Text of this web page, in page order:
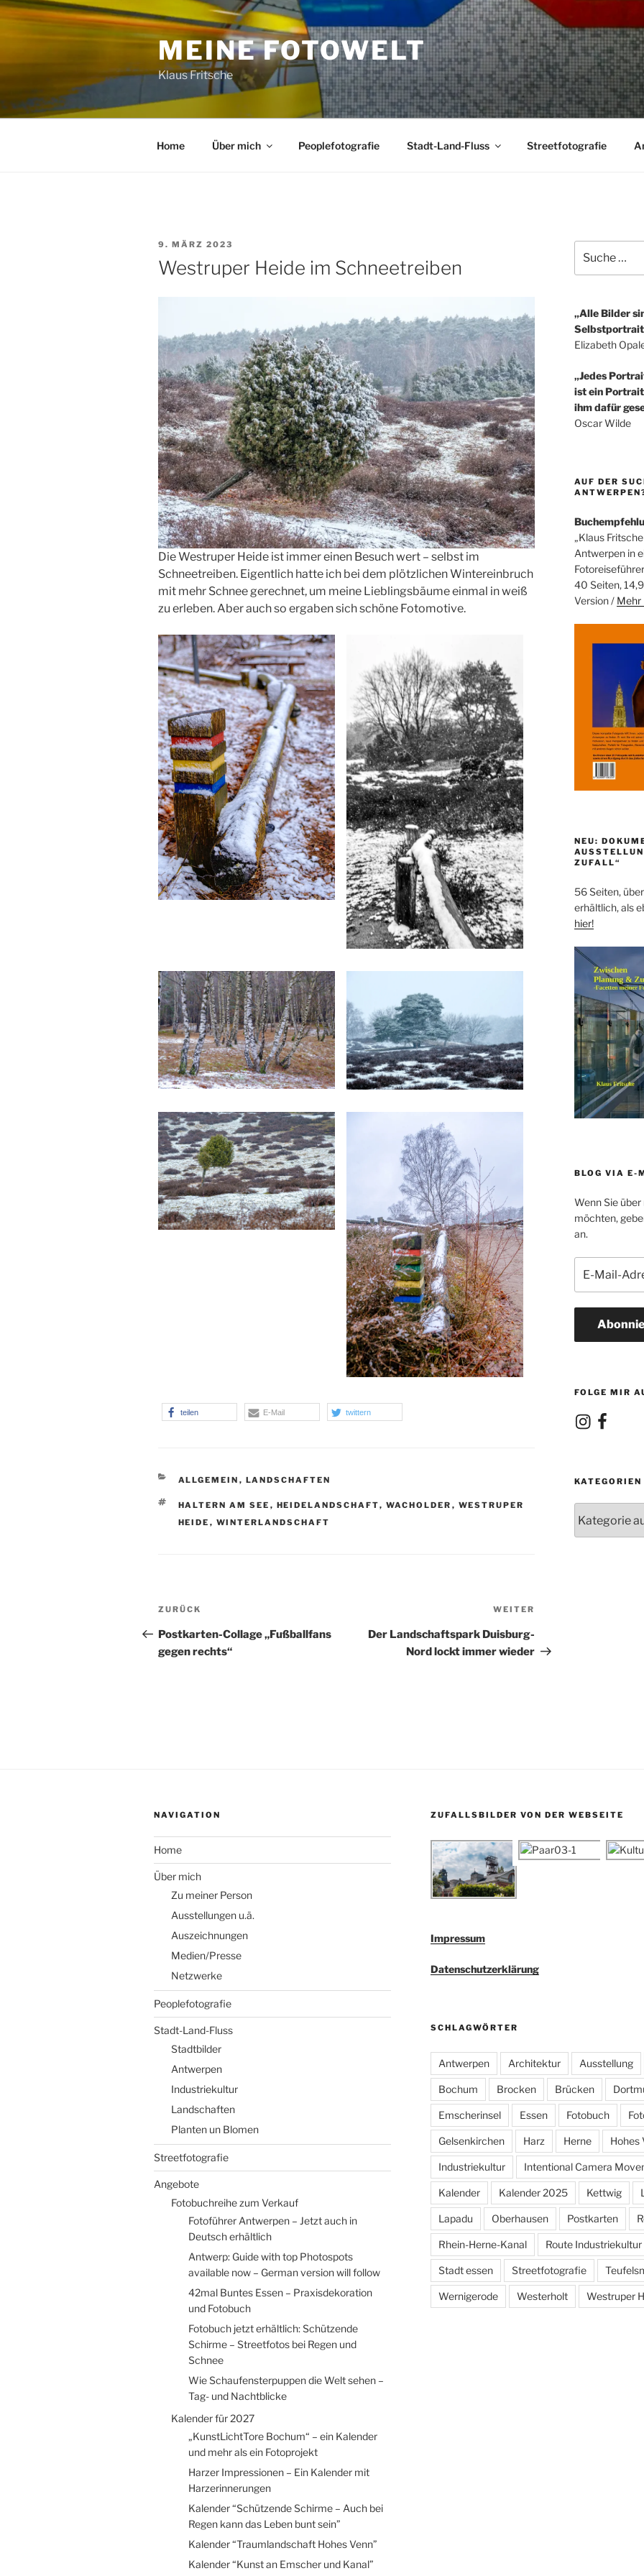
Zum
Inhalt
MEINE FOTOWELT
Klaus Fritsche
Home Über mich Peoplefotografie Stadt-Land-Fluss Streetfotografie
VERÖFFENTLICHT
AM
9. MÄRZ 2023
Westruper Heide im Schneetreiben
Die Westruper Heide ist immer einen Besuch wert – selbst im
Schneetreiben. Eigentlich hatte ich bei dem plötzlichen Wintereinbruch
mit mehr Schnee gerechnet, um meine Lieblingsbäume einmal in weiß
zu erleben. Aber auch so ergaben sich schöne Fotomotive.
teilen E-Mail twittern
KATEGORIEN
ALLGEMEIN , LANDSCHAFTEN
SCHLAGWÖRTER
HALTERN AM SEE , HEIDELANDSCHAFT, WACHOLDER , WESTRUPER
HEIDE , WINTERLANDSCHAFT
Beitragsnavigation
Vorheriger
ZURÜCK
Postkarten-Collage „Fußballfans
gegen rechts“
WEITER
Der Landschaftspark Duisburg-
Nord lockt immer wieder
nach:
„Alle Bilder
Elizabeth
„Jedes
ist ein
ihm dafür
Oscar Wilde
AUF DER
„Klaus
Antwerpen in
40 Seiten,
Version /
NEU:
ZUFALL“
56 Seiten,
erhältlich, als
hier!
BLOG VIA E-
Wenn Sie
möchten,
an.
Mail-
Adresse
FOLGE MIR
InstagramFacebook
KATEGORIEN
NAVIGATION
Home
Über mich
Zu meiner Person
Ausstellungen u.ä.
Auszeichnungen
Medien/Presse
Netzwerke
Peoplefotografie
Stadt-Land-Fluss
Stadtbilder
Antwerpen
Industriekultur
Landschaften
Planten un Blomen
Streetfotografie
Angebote
Fotobuchreihe zum Verkauf
Fotoführer Antwerpen – Jetzt auch in
Deutsch erhältlich
Antwerp: Guide with top Photospots
available now – German version will follow
42mal Buntes Essen – Praxisdekoration
und Fotobuch
Fotobuch jetzt erhältlich: Schützende
Schirme – Streetfotos bei Regen und
Schnee
Wie Schaufensterpuppen die Welt sehen –
Tag- und Nachtblicke
Kalender für 2027
„KunstLichtTore Bochum“ – ein Kalender
und mehr als ein Fotoprojekt
Harzer Impressionen – Ein Kalender mit
Harzerinnerungen
Kalender “Schützende Schirme – Auch bei
Regen kann das Leben bunt sein”
Kalender “Traumlandschaft Hohes Venn”
Kalender “Kunst an Emscher und Kanal”
ZUFALLSBILDER VON DER WEBSEITE
Impressum
Datenschutzerklärung
SCHLAGWÖRTER
Antwerpen Architektur Ausstellung
Bochum Brocken Brücken
Emscherinsel Essen Fotobuch
Gelsenkirchen Harz Herne Hohes
Industriekultur Intentional Camera
Kalender Kalender 2025 Kettwig
Lapadu Oberhausen Postkarten
Rhein-Herne-Kanal Route Industriekultur
Stadt essen Streetfotografie
Wernigerode Westerholt Westruper